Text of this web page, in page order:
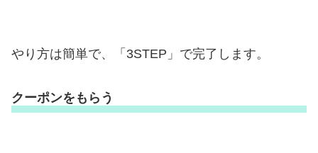
やり方は簡単で、「3STEP」で完了します。
クーポンをもらう